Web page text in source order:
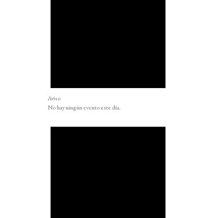
Aviso
No hay ningún evento este día.